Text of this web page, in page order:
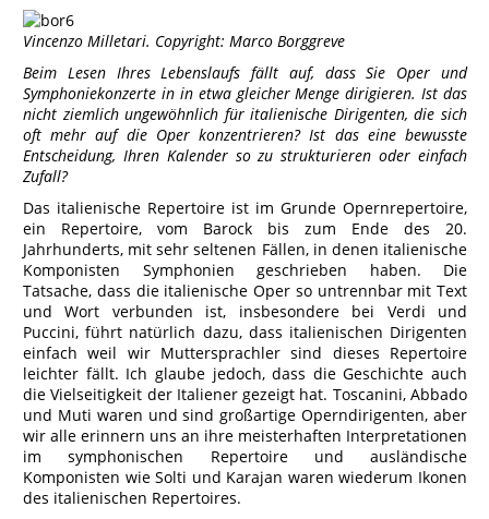
Vincenzo Milletari. Copyright: Marco Borggreve
Beim Lesen Ihres Lebenslaufs fällt auf, dass Sie Oper und
Symphoniekonzerte in in etwa gleicher Menge dirigieren. Ist das
nicht ziemlich ungewöhnlich für italienische Dirigenten, die sich
oft mehr auf die Oper konzentrieren? Ist das eine bewusste
Entscheidung, Ihren Kalender so zu strukturieren oder einfach
Zufall?
Das italienische Repertoire ist im Grunde Opernrepertoire,
ein Repertoire, vom Barock bis zum Ende des 20.
Jahrhunderts, mit sehr seltenen Fällen, in denen italienische
Komponisten Symphonien geschrieben haben. Die
Tatsache, dass die italienische Oper so untrennbar mit Text
und Wort verbunden ist, insbesondere bei Verdi und
Puccini, führt natürlich dazu, dass italienischen Dirigenten
einfach weil wir Muttersprachler sind dieses Repertoire
leichter fällt. Ich glaube jedoch, dass die Geschichte auch
die Vielseitigkeit der Italiener gezeigt hat. Toscanini, Abbado
und Muti waren und sind großartige Operndirigenten, aber
wir alle erinnern uns an ihre meisterhaften Interpretationen
im symphonischen Repertoire und ausländische
Komponisten wie Solti und Karajan waren wiederum Ikonen
des italienischen Repertoires.